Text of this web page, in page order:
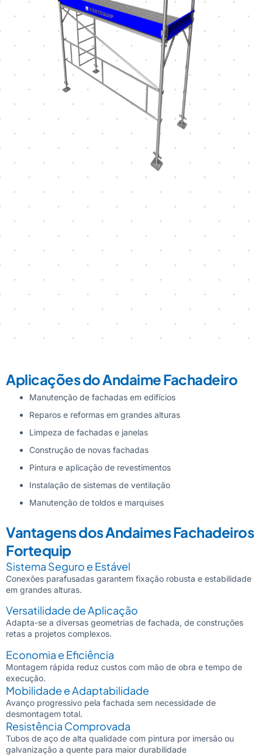
Aplicações do Andaime Fachadeiro
Manutenção de fachadas em edifícios
Reparos e reformas em grandes alturas
Limpeza de fachadas e janelas
Construção de novas fachadas
Pintura e aplicação de revestimentos
Instalação de sistemas de ventilação
Manutenção de toldos e marquises
Vantagens dos Andaimes Fachadeiros
Fortequip
Sistema Seguro e Estável
Conexões parafusadas garantem fixação robusta e estabilidade
em grandes alturas.
Versatilidade de Aplicação
Adapta-se a diversas geometrias de fachada, de construções
retas a projetos complexos.
Economia e Eficiência
Montagem rápida reduz custos com mão de obra e tempo de
execução.
Mobilidade e Adaptabilidade
Avanço progressivo pela fachada sem necessidade de
desmontagem total.
Resistência Comprovada
Tubos de aço de alta qualidade com pintura por imersão ou
galvanização a quente para maior durabilidade